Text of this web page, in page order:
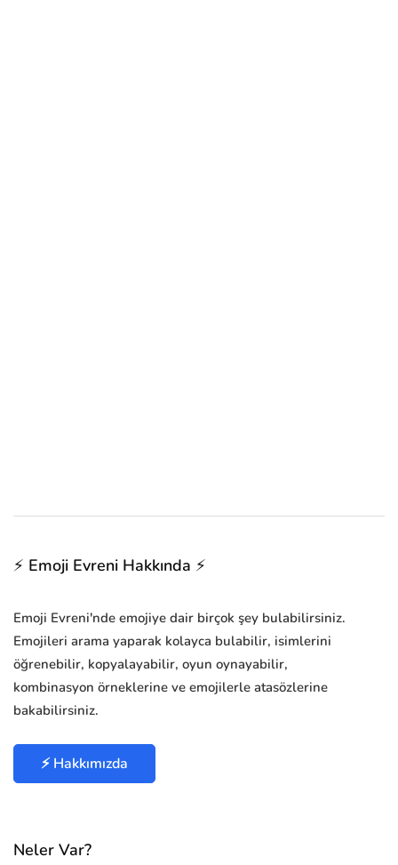
⚡ Emoji Evreni Hakkında ⚡
Emoji Evreni'nde emojiye dair birçok şey bulabilirsiniz.
Emojileri arama yaparak kolayca bulabilir, isimlerini
öğrenebilir, kopyalayabilir, oyun oynayabilir,
kombinasyon örneklerine ve emojilerle atasözlerine
bakabilirsiniz.
⚡ Hakkımızda
Neler Var?